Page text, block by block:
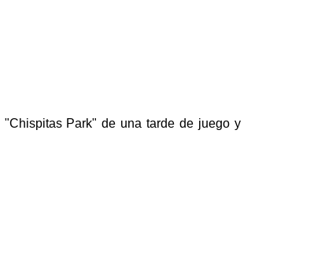
Park" de una tarde de juego y